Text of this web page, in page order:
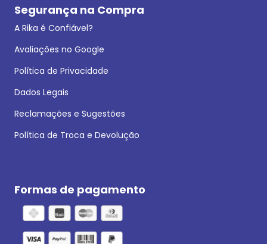
Segurança na Compra
A Rika é Confiável?
Avaliações no Google
Política de Privacidade
Dados Legais
Reclamações e Sugestões
Política de Troca e Devolução
Formas de pagamento